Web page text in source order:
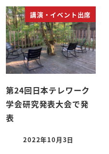
講演・イベント出席
第24回日本テレワーク
学会研究発表大会で発
表
2022年10月3日